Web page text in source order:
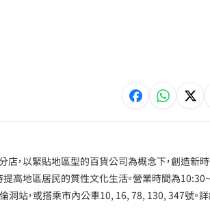
，以緊貼地區型的百貨公司為概念下，創造新
提高地區居民的質性文化生活。營業時間為
洞站，或搭乘市內公車10, 16, 78, 130, 347號。